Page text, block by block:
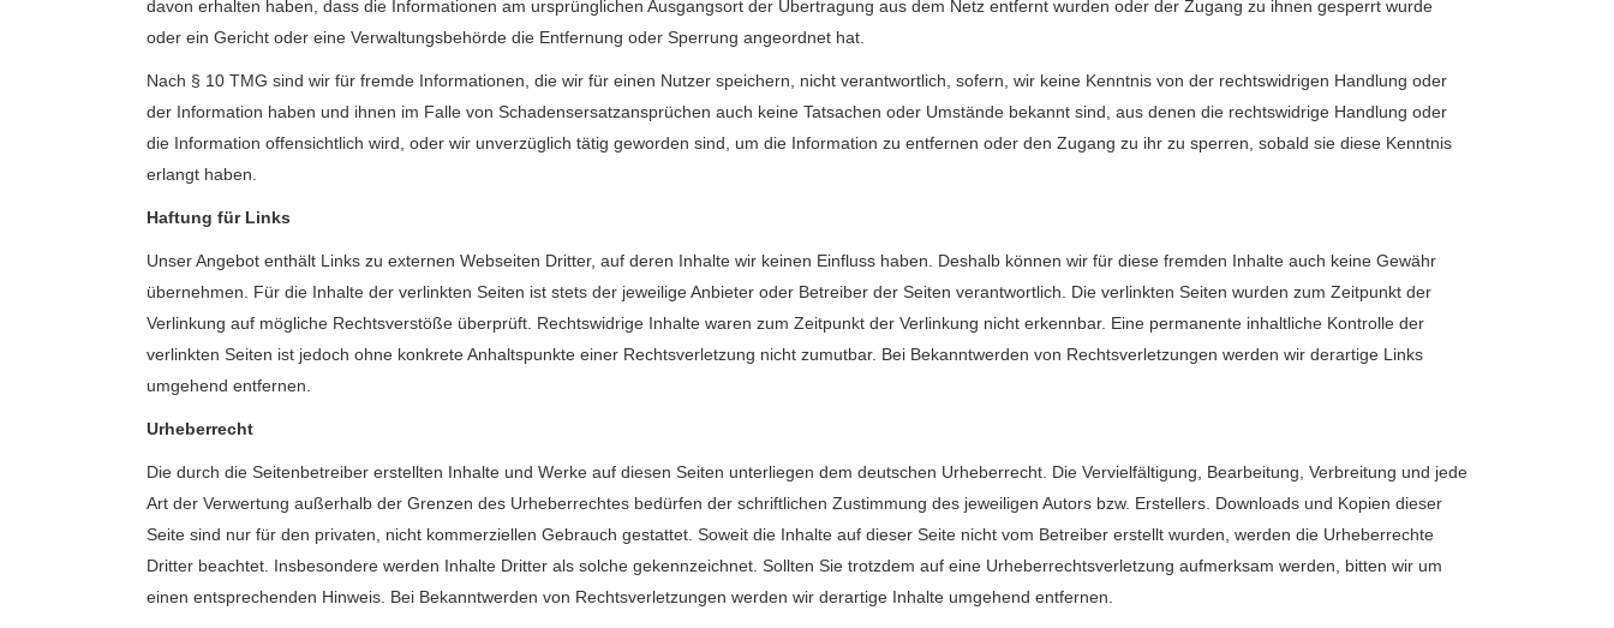
davon erhalten haben, dass die Informationen am ursprünglichen Ausgangsort der Übertragung aus dem Netz entfernt wurden oder der Zugang zu ihnen gesperrt wurde
oder ein Gericht oder eine Verwaltungsbehörde die Entfernung oder Sperrung angeordnet hat.
Nach § 10 TMG sind wir für fremde Informationen, die wir für einen Nutzer speichern, nicht verantwortlich, sofern, wir keine Kenntnis von der rechtswidrigen Handlung oder
der Information haben und ihnen im Falle von Schadensersatzansprüchen auch keine Tatsachen oder Umstände bekannt sind, aus denen die rechtswidrige Handlung oder
die Information offensichtlich wird, oder wir unverzüglich tätig geworden sind, um die Information zu entfernen oder den Zugang zu ihr zu sperren, sobald sie diese Kenntnis
erlangt haben.
Haftung für Links
Unser Angebot enthält Links zu externen Webseiten Dritter, auf deren Inhalte wir keinen Einfluss haben. Deshalb können wir für diese fremden Inhalte auch keine Gewähr
übernehmen. Für die Inhalte der verlinkten Seiten ist stets der jeweilige Anbieter oder Betreiber der Seiten verantwortlich. Die verlinkten Seiten wurden zum Zeitpunkt der
Verlinkung auf mögliche Rechtsverstöße überprüft. Rechtswidrige Inhalte waren zum Zeitpunkt der Verlinkung nicht erkennbar. Eine permanente inhaltliche Kontrolle der
verlinkten Seiten ist jedoch ohne konkrete Anhaltspunkte einer Rechtsverletzung nicht zumutbar. Bei Bekanntwerden von Rechtsverletzungen werden wir derartige Links
umgehend entfernen.
Urheberrecht
Die durch die Seitenbetreiber erstellten Inhalte und Werke auf diesen Seiten unterliegen dem deutschen Urheberrecht. Die Vervielfältigung, Bearbeitung, Verbreitung und jede
Art der Verwertung außerhalb der Grenzen des Urheberrechtes bedürfen der schriftlichen Zustimmung des jeweiligen Autors bzw. Erstellers. Downloads und Kopien dieser
Seite sind nur für den privaten, nicht kommerziellen Gebrauch gestattet. Soweit die Inhalte auf dieser Seite nicht vom Betreiber erstellt wurden, werden die Urheberrechte
Dritter beachtet. Insbesondere werden Inhalte Dritter als solche gekennzeichnet. Sollten Sie trotzdem auf eine Urheberrechtsverletzung aufmerksam werden, bitten wir um
einen entsprechenden Hinweis. Bei Bekanntwerden von Rechtsverletzungen werden wir derartige Inhalte umgehend entfernen.